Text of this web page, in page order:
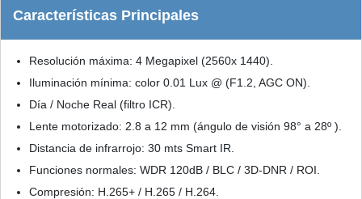
Características Principales
Resolución máxima: 4 Megapixel (2560x 1440).
Iluminación mínima: color 0.01 Lux @ (F1.2, AGC ON).
Día / Noche Real (filtro ICR).
Lente motorizado: 2.8 a 12 mm (ángulo de visión 98° a 28º ).
Distancia de infrarrojo: 30 mts Smart IR.
Funciones normales: WDR 120dB / BLC / 3D-DNR / ROI.
Compresión: H.265+ / H.265 / H.264.